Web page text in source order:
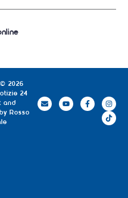
2026
24
and
Rosso